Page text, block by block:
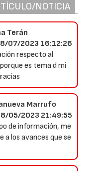
NOTICIA
Terán
07/2023 16:12:26
respecto al
es tema d mi
Marrufo
05/2023 21:49:55
de información, me
los avances que se